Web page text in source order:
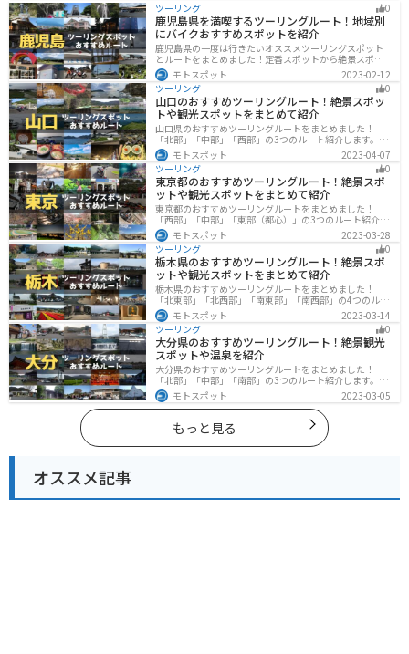
ツーリング 0
鹿児島県を満喫するツーリングルート！地域別
にバイクおすすめスポットを紹介
鹿児島県の一度は行きたいオススメツーリングスポット
とルートをまとめました！定番スポットから絶景スポッ
ト、温泉、山、海、グルメなど様々なジャンルで楽しめ
ます。バイクで鹿児島ツーリングに行こうと思っている
人は、参考にしてください。
モトスポット
2023-02-12
ツーリング
0
山口のおすすめツーリングルート！絶景スポッ
トや観光スポットをまとめて紹介
山口県のおすすめツーリングルートをまとめました！
「北部」「中部」「西部」の3つのルート紹介します。美
しい海岸線や山々を楽しむことができます。バイクで山
口県にツーリングに行く際は参考にしてください。
モトスポット
2023-04-07
ツーリング
0
東京都のおすすめツーリングルート！絶景スポ
ットや観光スポットをまとめて紹介
東京都のおすすめツーリングルートをまとめました！
「西部」「中部」「東部（都心）」の3つのルート紹介し
ます。西に行けば奥多摩の自然、東に行けば都心スポッ
トと、自然も街も楽しめるスポットが多数あります。バ
イクで東京都にツーリングに行く際は参考にしてくださ
い。
モトスポット
2023-03-28
ツーリング
0
栃木県のおすすめツーリングルート！絶景スポ
ットや観光スポットをまとめて紹介
栃木県のおすすめツーリングルートをまとめました！
「北東部」「北西部」「南東部」「南西部」の4つのルー
ト紹介します。日本を代表する神社や広大な山や滝、湖
などを歴史や自然を満喫するツーリングができます。バ
イクで栃木県にツーリングに行く際は参考にしてくださ
い。
モトスポット
2023-03-14
ツーリング
0
大分県のおすすめツーリングルート！絶景観光
スポットや温泉を紹介
大分県のおすすめツーリングルートをまとめました！
「北部」「中部」「南部」の3つのルート紹介します。阿
蘇の雄大な自然を満喫できるスポットや温泉を満喫する
ツーリングができます。バイクで大分県にツーリングに
行く際は参考にしてください。
モトスポット 2023-03-05
もっと見る
オススメ記事